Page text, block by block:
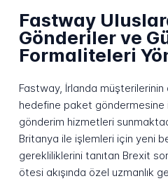
Fastway
Gönderiler ve
Formaliteleri
Fastway, İrlanda
hedefine paket göndermesine
gönderim hizmetleri
Britanya ile işlemleri için yeni
gerekliliklerini tanıtan Brexit
ötesi akışında özel uzmanlık